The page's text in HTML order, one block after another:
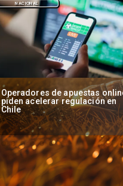
Fallece Lucy López Cruz,
primera medallista chilena en
Juegos Panamericanos
DEPORTES